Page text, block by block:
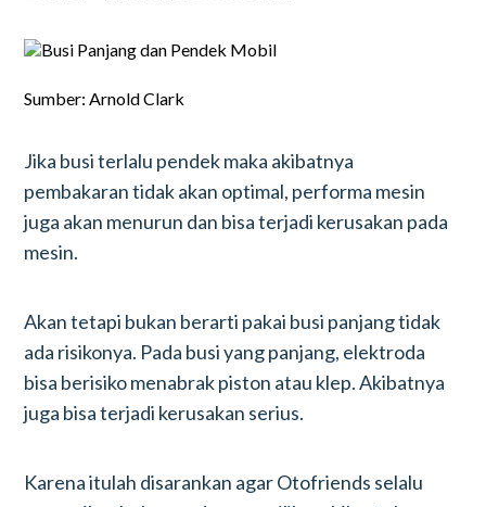
Sumber: Arnold Clark
Jika busi terlalu pendek maka akibatnya
pembakaran tidak akan optimal, performa mesin
juga akan menurun dan bisa terjadi kerusakan pada
mesin.
Akan tetapi bukan berarti pakai busi panjang tidak
ada risikonya. Pada busi yang panjang, elektroda
bisa berisiko menabrak piston atau klep. Akibatnya
juga bisa terjadi kerusakan serius.
Karena itulah disarankan agar Otofriends selalu